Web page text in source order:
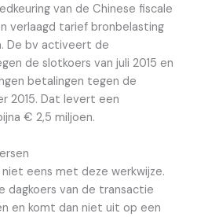
van de Chinese fiscale
verlaagd tarief bronbelasting
De bv activeert de
de slotkoers van juli 2015 en
betalingen tegen de
2015. Dat levert een
€ 2,5 miljoen.
eens met deze werkwijze.
dagkoers van de transactie
en komt dan niet uit op een